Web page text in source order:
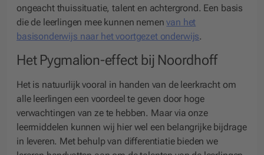
ongeacht thuissituatie, talent en achtergrond. Een basis
die de leerlingen mee kunnen nemenvan het
basisonderwijs naar het voortgezet onderwijs.
Het Pygmalion-effect bij Noordhoff
Het is natuurlijk vooral in handen van de leerkracht om
alle leerlingen een voordeel te geven door hoge
verwachtingen van ze te hebben. Maar via onze
leermiddelen kunnen wij hier wel een belangrijke bijdrage
in leveren. Met behulp van differentiatie bieden we